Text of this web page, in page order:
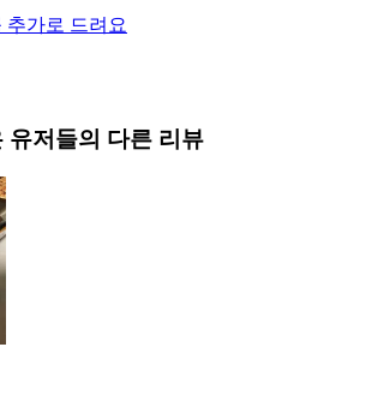
추가로 드려요
유저들의 다른 리뷰